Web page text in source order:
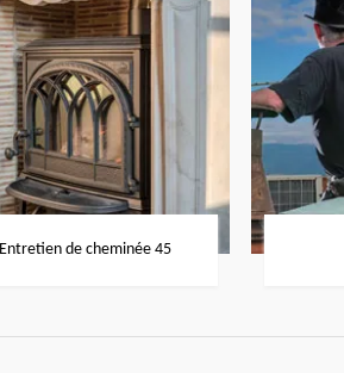
Entretien de cheminée 45